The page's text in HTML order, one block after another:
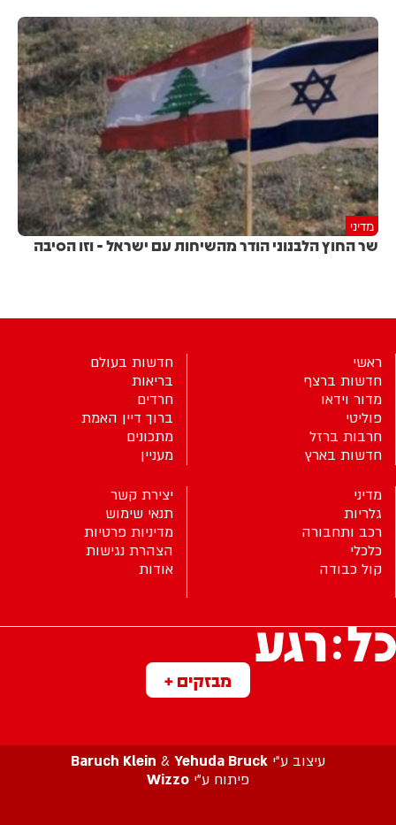
מדיני
שר החוץ הלבנוני הודר מהשיחות עם ישראל - וזו הסיבה
מבזקים +
ראשי
חדשות ברצף
מדור וידאו
פוליטי
חרבות ברזל
חדשות בארץ
חדשות בעולם
בריאות
חרדים
ברוך דיין האמת
מתכונים
מעניין
מדיני
גלריות
רכב ותחבורה
כלכלי
קול כבודה
יצירת קשר
תנאי שימוש
מדיניות פרטיות
הצהרת נגישות
אודות
עיצוב ע”י Baruch Klein & Yehuda Bruck
פיתוח ע”י Wizzo